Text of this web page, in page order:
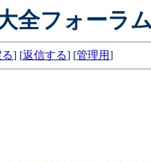
全フォーラム
] [返信する] [管理用]